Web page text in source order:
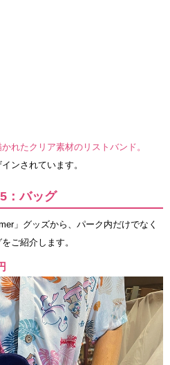
れたクリア素材のリストバンド。
ンされています。
：バッグ
」グッズから、パーク内だけでなく
ご紹介します。